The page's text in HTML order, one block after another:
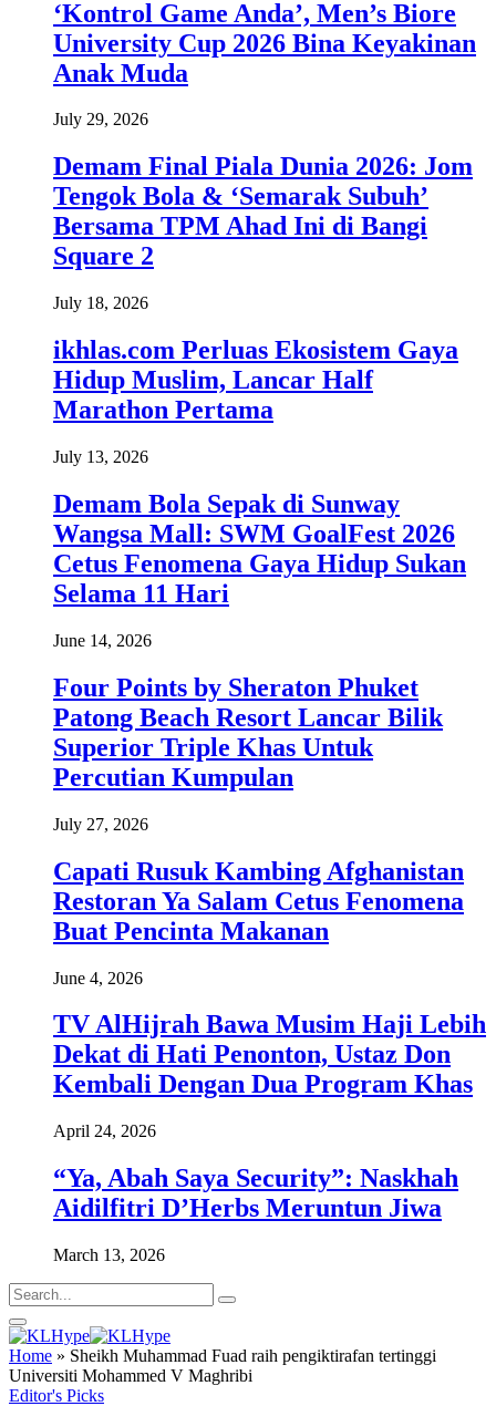
‘Kontrol Game Anda’, Men’s Biore
University Cup 2026 Bina Keyakinan
Anak Muda
July 29, 2026
Demam Final Piala Dunia 2026: Jom
Tengok Bola & ‘Semarak Subuh’
Bersama TPM Ahad Ini di Bangi
Square 2
July 18, 2026
ikhlas.com Perluas Ekosistem Gaya
Hidup Muslim, Lancar Half
Marathon Pertama
July 13, 2026
Demam Bola Sepak di Sunway
Wangsa Mall: SWM GoalFest 2026
Cetus Fenomena Gaya Hidup Sukan
Selama 11 Hari
June 14, 2026
Four Points by Sheraton Phuket
Patong Beach Resort Lancar Bilik
Superior Triple Khas Untuk
Percutian Kumpulan
July 27, 2026
Capati Rusuk Kambing Afghanistan
Restoran Ya Salam Cetus Fenomena
Buat Pencinta Makanan
June 4, 2026
TV AlHijrah Bawa Musim Haji Lebih
Dekat di Hati Penonton, Ustaz Don
Kembali Dengan Dua Program Khas
April 24, 2026
“Ya, Abah Saya Security”: Naskhah
Aidilfitri D’Herbs Meruntun Jiwa
March 13, 2026
Home » Sheikh Muhammad Fuad raih pengiktirafan tertinggi
Universiti Mohammed V Maghribi
Editor's Picks